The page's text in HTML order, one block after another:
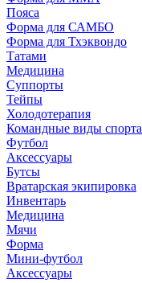
Пояса
Форма для САМБО
Форма для Тхэквондо
Татами
Медицина
Суппорты
Тейпы
Холодотерапия
Командные виды спорта
Футбол
Аксессуары
Бутсы
Вратарская экипировка
Инвентарь
Медицина
Мячи
Форма
Мини-футбол
Аксессуары